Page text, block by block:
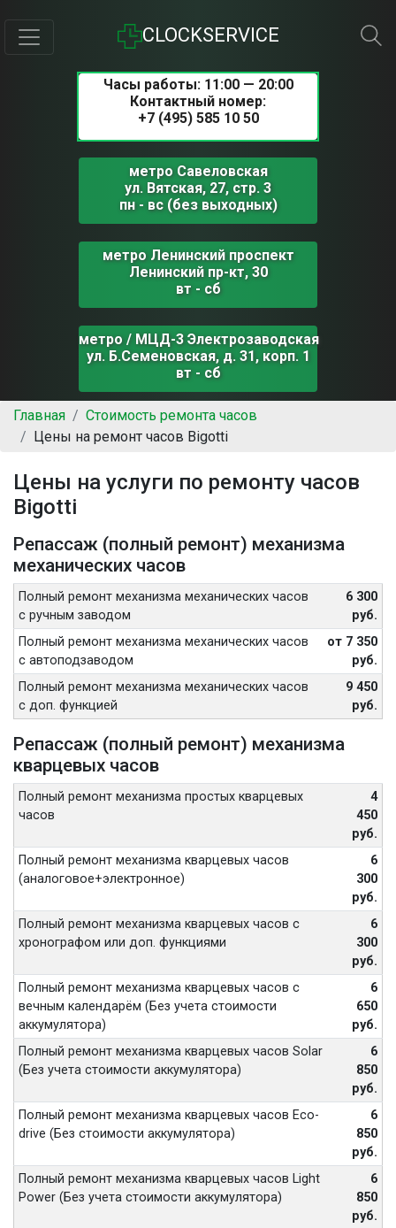
CLOCKSERVICE
Часы работы: 11:00 — 20:00
Контактный номер:
+7 (495) 585 10 50
метро Савеловская
ул. Вятская, 27, стр. 3
пн - вс (без выходных)
метро Ленинский проспект
Ленинский пр-кт, 30
вт - сб
метро / МЦД-3 Электрозаводская
ул. Б.Семеновская, д. 31, корп. 1
вт - сб
Главная
Стоимость ремонта часов
Цены на ремонт часов Bigotti
Цены на услуги по ремонту часов
Bigotti
Репассаж (полный ремонт) механизма
механических часов
Полный ремонт механизма механических часов
с ручным заводом
6 300
руб.
Полный ремонт механизма механических часов
с автоподзаводом
от 7 350
руб.
Полный ремонт механизма механических часов
с доп. функцией
9 450
руб.
Репассаж (полный ремонт) механизма
кварцевых часов
Полный ремонт механизма простых кварцевых
часов
4
450
руб.
Полный ремонт механизма кварцевых часов
(аналоговое+электронное)
6
300
руб.
Полный ремонт механизма кварцевых часов с
хронографом или доп. функциями
6
300
руб.
Полный ремонт механизма кварцевых часов с
вечным календарём (Без учета стоимости
аккумулятора)
6
650
руб.
Полный ремонт механизма кварцевых часов Solar
(Без учета стоимости аккумулятора)
6
850
руб.
Полный ремонт механизма кварцевых часов Eco-
drive (Без стоимости аккумулятора)
6
850
руб.
Полный ремонт механизма кварцевых часов Light
Power (Без учета стоимости аккумулятора)
6
850
руб.